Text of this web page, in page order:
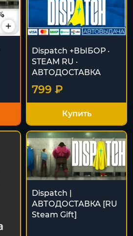
Dispatch +ВЫБОР ·
STEAM RU ·
АВТОДОСТАВКА
799 ₽
Купить
Dispatch |
АВТОДОСТАВКА [RU
Steam Gift]